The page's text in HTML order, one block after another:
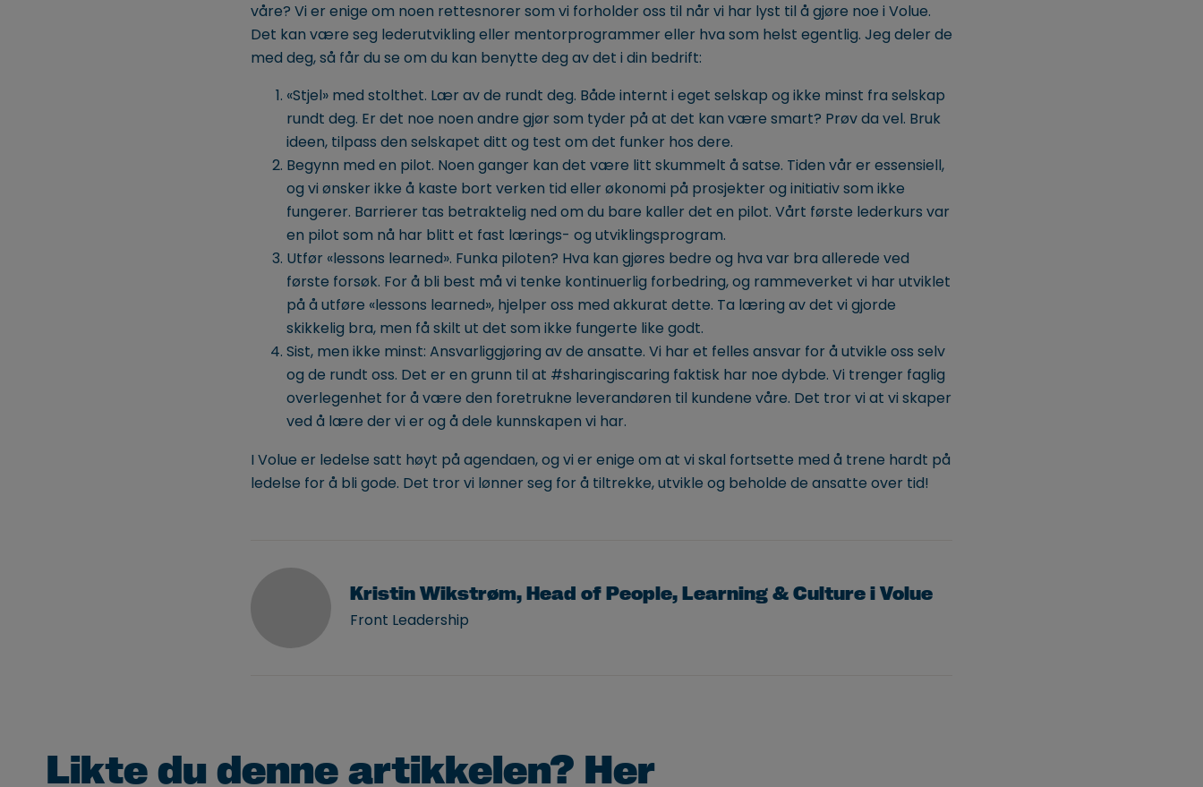
våre? Vi er enige om noen rettesnorer som vi forholder oss til når vi har lyst til å gjøre noe i Volue.
Det kan være seg lederutvikling eller mentorprogrammer eller hva som helst egentlig. Jeg deler de
med deg, så får du se om du kan benytte deg av det i din bedrift:
«Stjel» med stolthet. Lær av de rundt deg. Både internt i eget selskap og ikke minst fra selskap
rundt deg. Er det noe noen andre gjør som tyder på at det kan være smart? Prøv da vel. Bruk
ideen, tilpass den selskapet ditt og test om det funker hos dere.
Begynn med en pilot. Noen ganger kan det være litt skummelt å satse. Tiden vår er essensiell,
og vi ønsker ikke å kaste bort verken tid eller økonomi på prosjekter og initiativ som ikke
fungerer. Barrierer tas betraktelig ned om du bare kaller det en pilot. Vårt første lederkurs var
en pilot som nå har blitt et fast lærings- og utviklingsprogram.
Utfør «lessons learned». Funka piloten? Hva kan gjøres bedre og hva var bra allerede ved
første forsøk. For å bli best må vi tenke kontinuerlig forbedring, og rammeverket vi har utviklet
på å utføre «lessons learned», hjelper oss med akkurat dette. Ta læring av det vi gjorde
skikkelig bra, men få skilt ut det som ikke fungerte like godt.
Sist, men ikke minst: Ansvarliggjøring av de ansatte. Vi har et felles ansvar for å utvikle oss selv
og de rundt oss. Det er en grunn til at #sharingiscaring faktisk har noe dybde. Vi trenger faglig
overlegenhet for å være den foretrukne leverandøren til kundene våre. Det tror vi at vi skaper
ved å lære der vi er og å dele kunnskapen vi har.
I Volue er ledelse satt høyt på agendaen, og vi er enige om at vi skal fortsette med å trene hardt på
ledelse for å bli gode. Det tror vi lønner seg for å tiltrekke, utvikle og beholde de ansatte over tid!
Kristin Wikstrøm, Head of People, Learning & Culture i Volue
Front Leadership
Likte du denne artikkelen? Her